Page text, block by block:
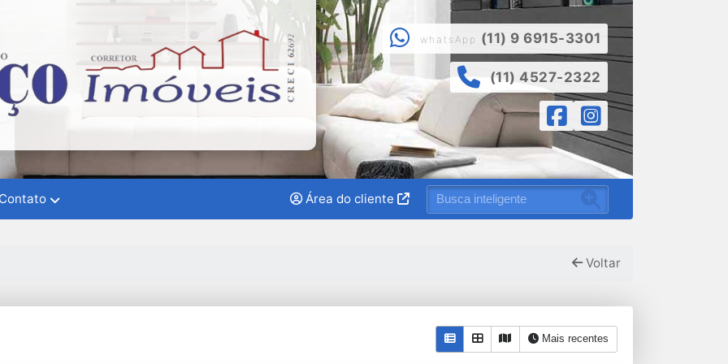
Contato Área do cliente
whatsApp (11) 9 6915-3301
(11) 4527-2322
Voltar
Mais recentes